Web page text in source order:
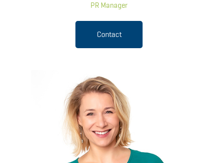
PR Manager
Contact